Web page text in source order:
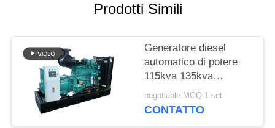
PRIVACY
POLICY
Prodotti Simili
Generatore diesel
automatico di potere
115kva 135kva
Cummins con 12 ore di
serbatoio dell'olio
negotiable MOQ:1 set
CONTATTO